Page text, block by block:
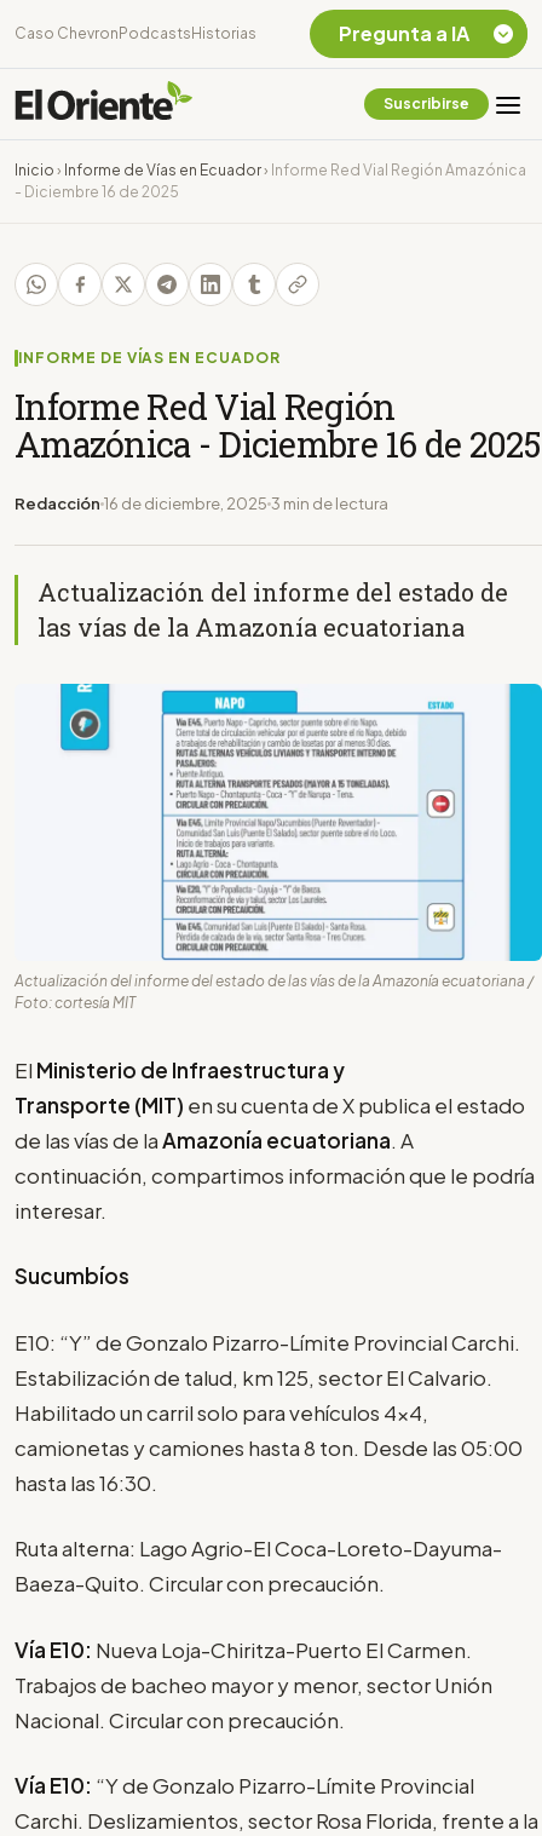
Caso Chevron Podcasts Historias
Suscribirse
Inicio › Informe de Vías en Ecuador› Informe Red Vial Región Amazónica
- Diciembre 16 de 2025
INFORME DE VÍAS EN ECUADOR
Informe Red Vial Región
Amazónica - Diciembre 16 de 2025
Redacción 16 de diciembre, 2025 3 min de lectura
Actualización del informe del estado de
las vías de la Amazonía ecuatoriana
Actualización del informe del estado de las vías de la Amazonía ecuatoriana /
Foto: cortesía MIT
El Ministerio de Infraestructura y
Transporte (MIT) en su cuenta de X publica el estado
de las vías de laAmazonía ecuatoriana. A
continuación, compartimos información que le podría
interesar.
Sucumbíos
E10: “Y” de Gonzalo Pizarro-Límite Provincial Carchi.
Estabilización de talud, km 125, sector El Calvario.
Habilitado un carril solo para vehículos 4x4,
camionetas y camiones hasta 8 ton. Desde las 05:00
hasta las 16:30.
Ruta alterna: Lago Agrio-El Coca-Loreto-Dayuma-
Baeza-Quito. Circular con precaución.
Vía E10: Nueva Loja-Chiritza-Puerto El Carmen.
Trabajos de bacheo mayor y menor, sector Unión
Nacional. Circular con precaución.
Vía E10: “Y de Gonzalo Pizarro-Límite Provincial
Carchi. Deslizamientos, sector Rosa Florida, frente a la
Pregunta a IA
Chevron Ecuador